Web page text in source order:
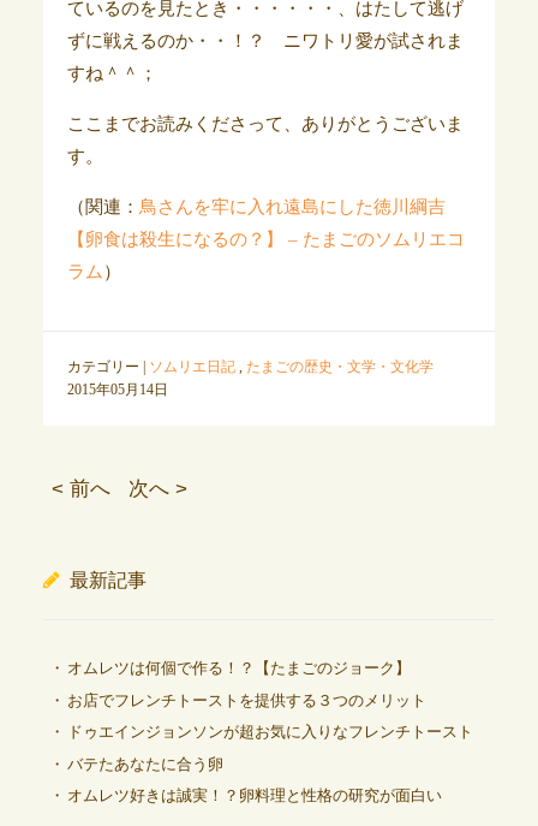
ているのを見たとき・・・・・・、はたして逃げ
ずに戦えるのか・・！？ ニワトリ愛が試されま
すね＾＾；
ここまでお読みくださって、ありがとうございま
す。
（関連： 鳥さんを牢に入れ遠島にした徳川綱吉
【卵食は殺生になるの？】 – たまごのソムリエコ
ラム）
カテゴリー | ソムリエ日記, たまごの歴史・文学・文化学
2015年05月14日
< 前へ 次へ >
最新記事
オムレツは何個で作る！？【たまごのジョーク】
お店でフレンチトーストを提供する３つのメリット
ドゥエインジョンソンが超お気に入りなフレンチトースト
バテたあなたに合う卵
オムレツ好きは誠実！？卵料理と性格の研究が面白い